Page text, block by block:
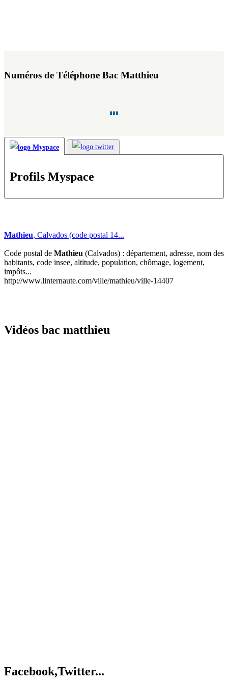
Numéros de Téléphone Bac Matthieu
Profils Myspace
Mathieu, Calvados (code postal 14...
Code postal de Mathieu (Calvados) : département, adresse, nom des
habitants, code insee, altitude, population, chômage, logement,
impôts...
http://www.linternaute.com/ville/mathieu/ville-14407
Vidéos bac matthieu
Facebook,Twitter...